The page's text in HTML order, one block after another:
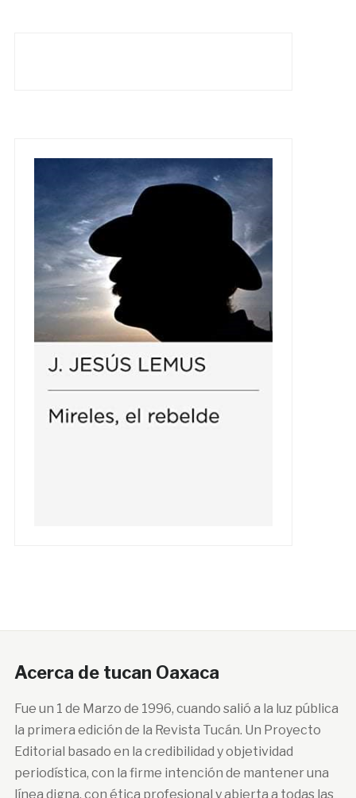
Acerca de tucan Oaxaca
Fue un 1 de Marzo de 1996, cuando salió a la luz pública
la primera edición de la Revista Tucán. Un Proyecto
Editorial basado en la credibilidad y objetividad
periodística, con la firme intención de mantener una
línea digna, con ética profesional y abierta a todas las